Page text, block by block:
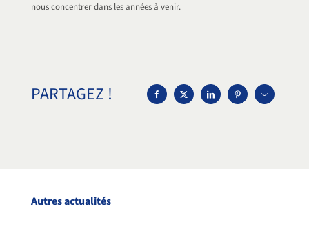
nous concentrer dans les années à venir.
PARTAGEZ !
Autres actualités